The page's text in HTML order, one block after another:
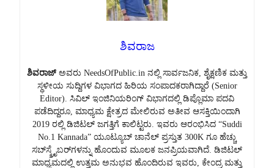
ಶಿವರಾಜ
ಶಿವರಾಜ್ಅವರು NeedsOfPublic.in ನಲ್ಲಿ ಸಾರ್ವಜನಿಕ, ಶೈಕ್ಷಣಿಕ ಮತ್ತು
ಸ್ಥಳೀಯ ಸುದ್ದಿಗಳ ವಿಭಾಗದ ಹಿರಿಯ ಸಂಪಾದಕರಾಗಿದ್ದಾರೆ (Senior
Editor). ಸಿವಿಲ್ ಇಂಜಿನಿಯರಿಂಗ್ ವಿಭಾಗದಲ್ಲಿ ಡಿಪ್ಲೊಮಾ ಪದವಿ
ಪಡೆದಿದ್ದರೂ, ಮಾಧ್ಯಮ ಕ್ಷೇತ್ರದ ಮೇಲಿರುವ ಅತೀವ ಆಸಕ್ತಿಯಿಂದಾಗಿ
2019 ರಲ್ಲಿ ಡಿಜಿಟಲ್ ಜಗತ್ತಿಗೆ ಕಾಲಿಟ್ಟರು. ಇವರು ಆರಂಭಿಸಿದ “Suddi
No.1 Kannada” ಯೂಟ್ಯೂಬ್ ಚಾನೆಲ್ ಪ್ರಸ್ತುತ 300K ಗೂ ಹೆಚ್ಚು
ಸಬ್‌ಸ್ಕ್ರೈಬರ್‌ಗಳನ್ನು ಹೊಂದುವ ಮೂಲಕ ಜನಪ್ರಿಯವಾಗಿದೆ. ಡಿಜಿಟಲ್
ಮಾಧ್ಯಮದಲ್ಲಿ ಉತ್ತಮ ಅನುಭವ ಹೊಂದಿರುವ ಇವರು, ಕೇಂದ್ರ ಮತ್ತು